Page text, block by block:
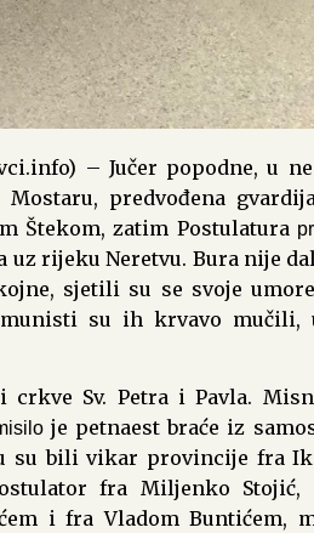
– Jučer popodne, u
predvođena
Štekom, zatim Postulatura
uz rijeku Neretvu. Bura nije
sjetili su se svoje
su ih krvavo mučili,
Sv. Petra i Pavla.
je petnaest braće iz
su bili vikar provincije fra
fra Miljenko Stojić,
i fra Vladom Buntićem,